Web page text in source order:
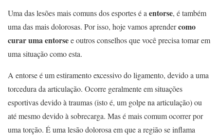
Uma das lesões mais comuns dos esportes é a entorse, é também
uma das mais dolorosas. Por isso, hoje vamos aprendercomo
curar uma entorsee outros conselhos que você precisa tomar em
uma situação como esta.
A entorse é um estiramento excessivo do ligamento, devido a uma
torcedura da articulação. Ocorre geralmente em situações
esportivas devido à traumas (isto é, um golpe na articulação) ou
até mesmo devido à sobrecarga. Mas é mais comum ocorrer por
uma torção. É uma lesão dolorosa em que a região se inflama